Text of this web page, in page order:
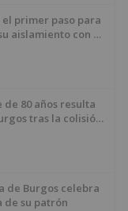
primer paso para
aislamiento con el
de 80 años resulta
tras la colisión
de Burgos celebra
de su patrón